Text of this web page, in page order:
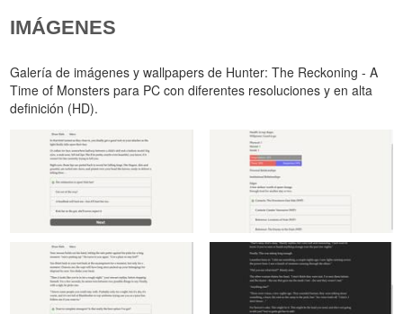
IMÁGENES
Galería de imágenes y wallpapers de Hunter: The Reckoning - A
Time of Monsters para PC con diferentes resoluciones y en alta
definición (HD).